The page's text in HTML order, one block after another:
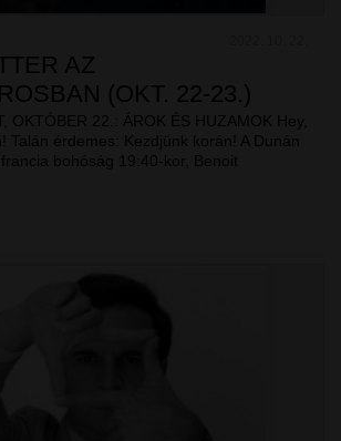
AZ
(OKT. 22-23.)
22.: ÁROK ÉS HUZAMOK Hey,
Talán érdemes: Kezdjünk korán! A Dunán
bohóság 19:40-kor, Benoit